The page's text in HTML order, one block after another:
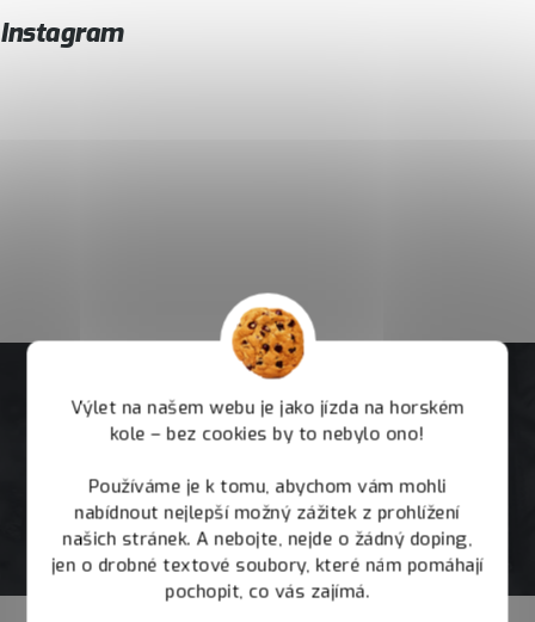
Výlet na našem webu je jako jízda na horském
kole – bez cookies by to nebylo ono!
Používáme je k tomu, abychom vám mohli
nabídnout nejlepší možný zážitek z prohlížení
našich stránek. A nebojte, nejde o žádný doping,
jen o drobné textové soubory, které nám pomáhají
pochopit, co vás zajímá.
Instagram